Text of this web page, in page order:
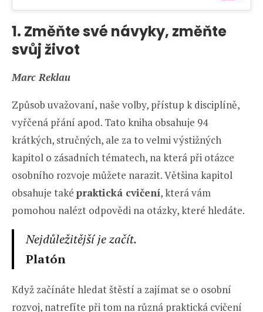
1. Změňte své návyky, změňte
svůj život
Marc Reklau
Způsob uvažovaní, naše volby, přístup k disciplíně,
vyřčená přání apod. Tato kniha obsahuje 94
krátkých, stručných, ale za to velmi výstižných
kapitol o zásadních tématech, na která při otázce
osobního rozvoje můžete narazit. Většina kapitol
obsahuje také praktická cvičení, která vám
pomohou nalézt odpovědi na otázky, které hledáte.
Nejdůležitější je začít.
Platón
Když začínáte hledat štěstí a zajímat se o osobní
rozvoj, natrefíte při tom na různá praktická cvičení